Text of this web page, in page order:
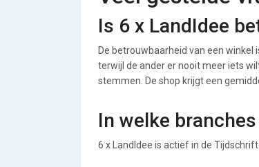
Is 6 x LandIdee
De betrouwbaarheid van een winkel
terwijl de ander er nooit meer iets
stemmen. De shop krijgt een
In welke
6 x LandIdee is actief in de